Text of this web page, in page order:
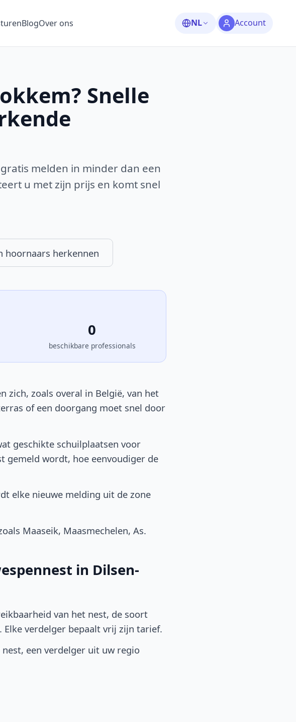
BlogOver ons NL Account
Snelle
melden in minder dan een
u met zijn prijs en komt snel
hoornaars herkennen
0
beschikbare professionals
zich, zoals overal in België, van het
of een doorgang moet snel door
geschikte schuilplaatsen voor
gemeld wordt, hoe eenvoudiger de
elke nieuwe melding uit de zone
Maaseik, Maasmechelen, As.
in Dilsen-
van het nest, de soort
Elke verdelger bepaalt vrij zijn tarief.
een verdelger uit uw regio